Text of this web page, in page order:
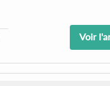
Voir